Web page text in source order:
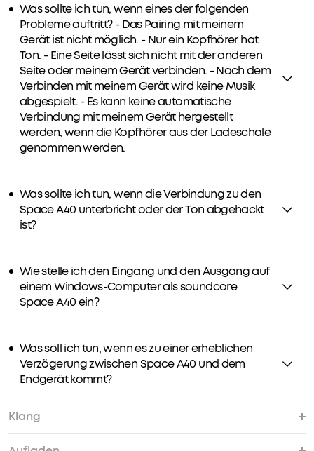
Was sollte ich tun, wenn eines der folgenden
Probleme auftritt? - Das Pairing mit meinem
Gerät ist nicht möglich. - Nur ein Kopfhörer hat
Ton. - Eine Seite lässt sich nicht mit der anderen
Seite oder meinem Gerät verbinden. - Nach dem
Verbinden mit meinem Gerät wird keine Musik
abgespielt. - Es kann keine automatische
Verbindung mit meinem Gerät hergestellt
werden, wenn die Kopfhörer aus der Ladeschale
genommen werden.
Was sollte ich tun, wenn die Verbindung zu den
Space A40 unterbricht oder der Ton abgehackt
ist?
Wie stelle ich den Eingang und den Ausgang auf
einem Windows-Computer als soundcore
Space A40 ein?
Was soll ich tun, wenn es zu einer erheblichen
Verzögerung zwischen Space A40 und dem
Endgerät kommt?
Klang